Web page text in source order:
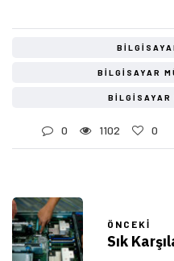
BILGISAYAR
BILGISAYAR
0 1102 0
ÖNCEKI
Sık